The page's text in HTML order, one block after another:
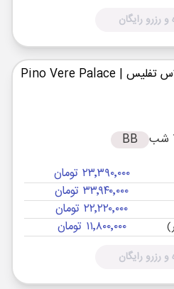
رزرو رایگان
تفلیس | Pino Vere Palace
BB
۲۳٬۳۹۰٬۰۰۰ تومان
۳۳٬۹۴۰٬۰۰۰ تومان
۲۲٬۲۲۰٬۰۰۰ تومان
۱۱٬۸۰۰٬۰۰۰ تومان
رزرو رایگان